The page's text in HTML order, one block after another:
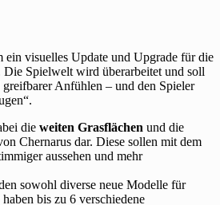
ein visuelles Update und Upgrade für die
Spielwelt wird überarbeitet und soll
Anfühlen – und den Spieler
die weiten Grasflächen und die
Chernarus dar. Diese sollen mit dem
aussehen und mehr
sowohl diverse neue Modelle für
bis zu 6 verschiedene